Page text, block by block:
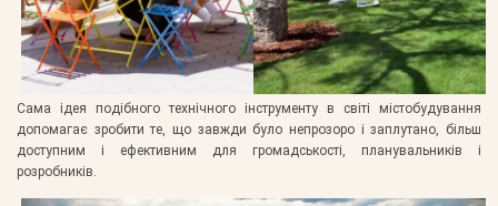
Сама ідея подібного технічного інструменту в світі містобудування
допомагає зробити те, що завжди було непрозоро і заплутано, більш
доступним і ефективним для громадськості, планувальників і
розробників.